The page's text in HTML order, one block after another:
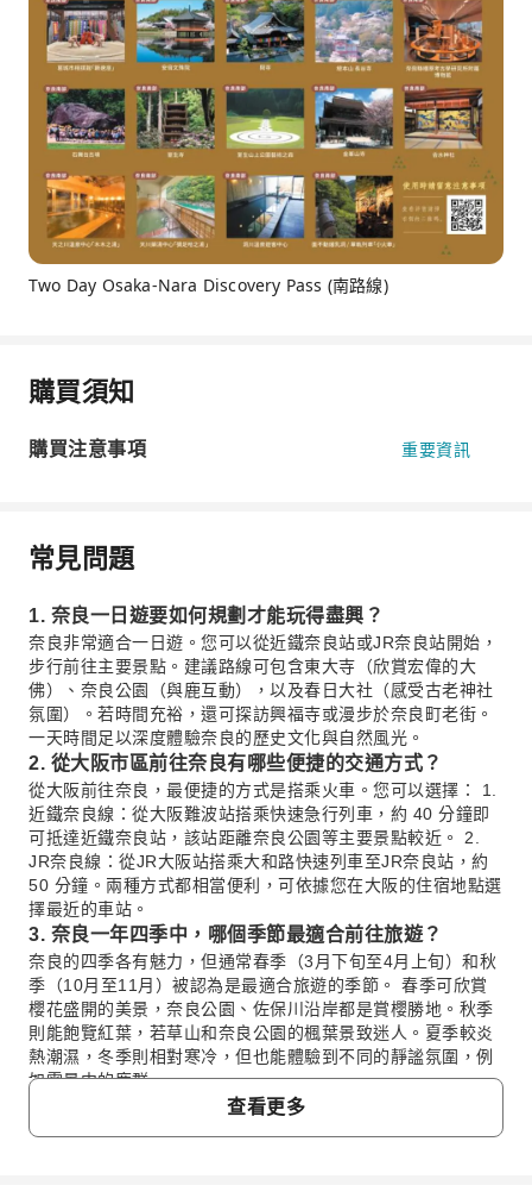
Two Day Osaka-Nara Discovery Pass (南路線)
購買須知
購買注意事項 重要資訊
常見問題
1. 奈良一日遊要如何規劃才能玩得盡興？
奈良非常適合一日遊。您可以從近鐵奈良站或JR奈良站開始，
步行前往主要景點。建議路線可包含東大寺（欣賞宏偉的大
佛）、奈良公園（與鹿互動），以及春日大社（感受古老神社
氛圍）。若時間充裕，還可探訪興福寺或漫步於奈良町老街。
一天時間足以深度體驗奈良的歷史文化與自然風光。
2. 從大阪市區前往奈良有哪些便捷的交通方式？
從大阪前往奈良，最便捷的方式是搭乘火車。您可以選擇： 1.
近鐵奈良線：從大阪難波站搭乘快速急行列車，約 40 分鐘即
可抵達近鐵奈良站，該站距離奈良公園等主要景點較近。 2.
JR奈良線：從JR大阪站搭乘大和路快速列車至JR奈良站，約
50 分鐘。兩種方式都相當便利，可依據您在大阪的住宿地點選
擇最近的車站。
3. 奈良一年四季中，哪個季節最適合前往旅遊？
奈良的四季各有魅力，但通常春季（3月下旬至4月上旬）和秋
季（10月至11月）被認為是最適合旅遊的季節。 春季可欣賞
櫻花盛開的美景，奈良公園、佐保川沿岸都是賞櫻勝地。秋季
則能飽覽紅葉，若草山和奈良公園的楓葉景致迷人。夏季較炎
熱潮濕，冬季則相對寒冷，但也能體驗到不同的靜謐氛圍，例
如雪景中的鹿群。
4. 初次到大阪旅遊，建議安排幾天行程比較充裕？
對於初次到大阪的旅客，建議安排 3 至 5 天的行程會比較充
查看更多